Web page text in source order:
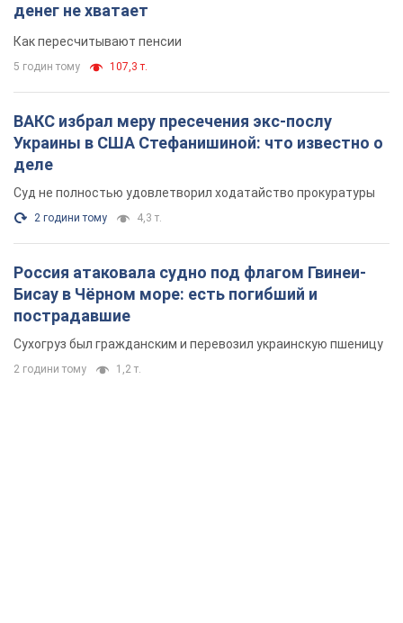
денег не хватает
Как пересчитывают пенсии
5 годин тому 107,3 т.
ВАКС избрал меру пресечения экс-послу
Украины в США Стефанишиной: что известно о
деле
Суд не полностью удовлетворил ходатайство прокуратуры
2 години тому 4,3 т.
Россия атаковала судно под флагом Гвинеи-
Бисау в Чёрном море: есть погибший и
пострадавшие
Сухогруз был гражданским и перевозил украинскую пшеницу
2 години тому 1,2 т.